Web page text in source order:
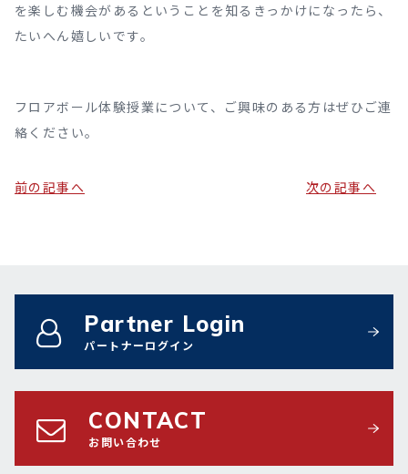
を楽しむ機会があるということを知るきっかけになったら、
たいへん嬉しいです。
フロアボール体験授業について、ご興味のある方はぜひご連
絡ください。
前の記事へ 次の記事へ
Partner Login
パートナーログイン
CONTACT
お問い合わせ